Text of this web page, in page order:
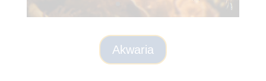
Akwaria